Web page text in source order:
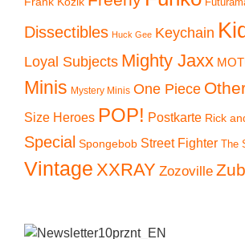
Dissectibles Huck Gee Keychain
Loyal Subjects Mighty Jaxx
Minis Mystery Minis One Piece
Size Heroes POP! Postkarte Rick
Special Spongebob Street Fighter The
Vintage XXRAY Zozoville